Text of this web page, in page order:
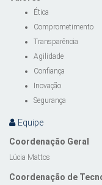
Ética
Comprometimento
Transparência
Agilidade
Confiança
Inovação
Segurança
Equipe
Coordenação Geral
Lúcia Mattos
Coordenação de